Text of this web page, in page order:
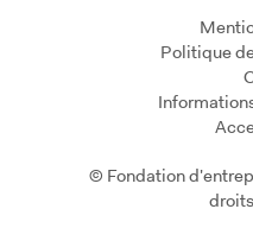
Politique
© Fondation